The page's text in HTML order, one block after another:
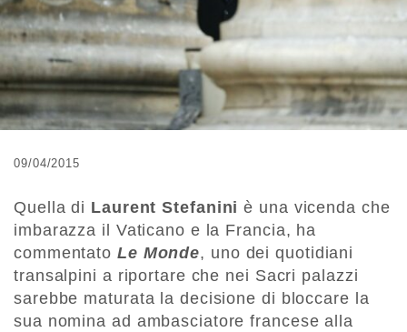
09/04/2015
Quella di Laurent Stefanini è una vicenda che
imbarazza il Vaticano e la Francia, ha
commentato Le Monde, uno dei quotidiani
transalpini a riportare che nei Sacri palazzi
sarebbe maturata la decisione di bloccare la
sua nomina ad ambasciatore francese alla